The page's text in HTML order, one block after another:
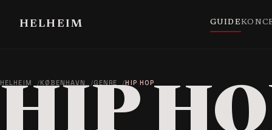
HELHEIM GUIDE
HELHEIM KØBENHAVN GENRE HIP HOP
HIP